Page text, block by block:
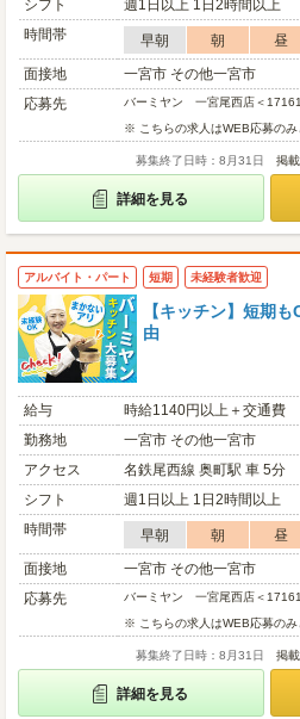
シフト
週1日以上 1日2時間以上
時間帯
早朝 朝 昼
面接地
一宮市 その他一宮市
応募先
バーミヤン 一宮尾西店＜
※ こちらの求人はWEB応募のみ
募集終了日時：8月31日 掲
詳細を見る
アルバイト・パート 短期 未経験者歓迎
【キッチン】短期
由
給与
時給1140円以上＋交通費
勤務地
一宮市 その他一宮市
アクセス
名鉄尾西線 奥町駅 車 5分
シフト
週1日以上 1日2時間以上
時間帯
早朝 朝 昼
面接地
一宮市 その他一宮市
応募先
バーミヤン 一宮尾西店＜
※ こちらの求人はWEB応募のみ
募集終了日時：8月31日 掲
詳細を見る